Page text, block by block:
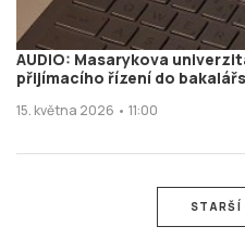
AUDIO: Masarykova
přijímacího řízení do
15. května 2026 • 11:00
STARŠÍ